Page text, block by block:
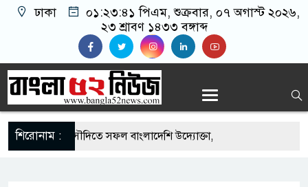
ঢাকা ০১:২৩:৪২ পিএম, শুক্রবার, ০৭ অগাস্ট ২০২৬,
২৩ শ্রাবণ ১৪৩৩ বঙ্গাব্দ
শিরোনাম :
সুযোগে সৌদিতে সফল বাংলাদেশি উদ্যোক্তা,